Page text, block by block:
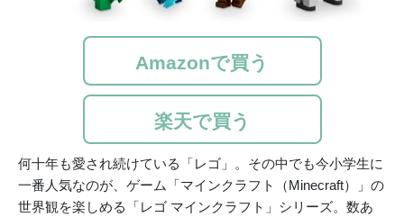
Amazonで買う
楽天で買う
何十年も愛され続けている「レゴ」。その中でも今小学生に
一番人気なのが、ゲーム「マインクラフト（Minecraft）」の
世界観を楽しめる「レゴ マインクラフト」シリーズ。数あ